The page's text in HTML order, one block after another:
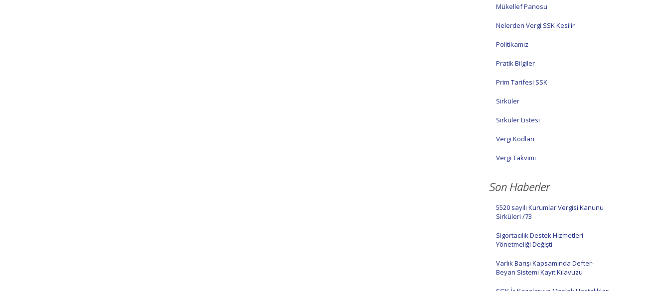
Mükellef Panosu
Nelerden Vergi SSK Kesilir
Politikamız
Pratik Bilgiler
Prim Tarifesi SSK
Sirküler
Sirküler Listesi
Vergi Kodları
Vergi Takvimi
Son Haberler
5520 sayılı Kurumlar Vergisi Kanunu
Sirküleri /73
Sigortacılık Destek Hizmetleri
Yönetmeliği Değişti
Varlık Barışı Kapsamında Defter-
Beyan Sistemi Kayıt Kılavuzu